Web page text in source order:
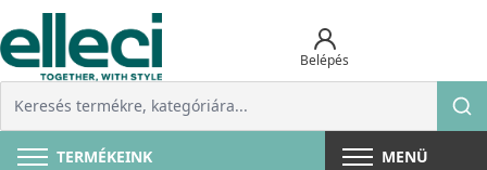
Belépés
TERMÉKEINK MENÜ